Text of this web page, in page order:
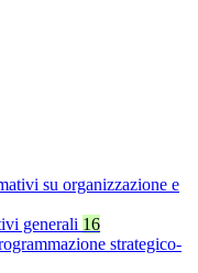
su organizzazione e
generali 16
strategico-